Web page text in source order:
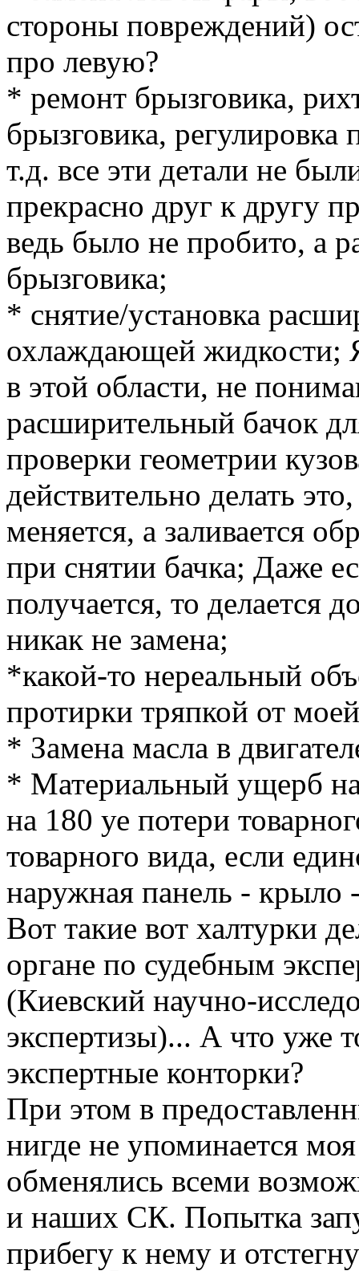
стороны повреждений)
про левую?
* ремонт брызговика,
брызговика, регулировка
т.д. все эти детали не
прекрасно друг к другу
ведь было не пробито, а
брызговика;
* снятие/установка
охлаждающей жидкости;
в этой области, не
расширительный бачок
проверки геометрии
действительно делать
меняется, а заливается
при снятии бачка; Даже
получается, то делается
никак не замена;
*какой-то нереальный
протирки тряпкой от
* Замена масла в
* Материальный ущерб
на 180 уе потери
товарного вида, если
наружная панель - крыло
Вот такие вот халтурки
органе по судебным
(Киевский научно-
экспертизы)... А что уже
экспертные конторки?
При этом в
нигде не упоминается
обменялись всеми
и наших СК. Попытка
прибегу к нему и